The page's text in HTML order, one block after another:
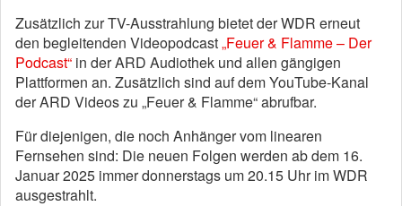
Zusätzlich zur TV-Ausstrahlung bietet der WDR erneut
den begleitenden Videopodcast„Feuer & Flamme – Der
Podcast“ in der ARD Audiothek und allen gängigen
Plattformen an. Zusätzlich sind auf dem YouTube-Kanal
der ARD Videos zu „Feuer & Flamme“ abrufbar.
Für diejenigen, die noch Anhänger vom linearen
Fernsehen sind: Die neuen Folgen werden ab dem 16.
Januar 2025 immer donnerstags um 20.15 Uhr im WDR
ausgestrahlt.